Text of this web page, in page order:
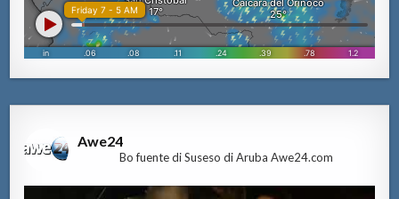
Awe24
Bo fuente di Suseso di Aruba Awe24.com